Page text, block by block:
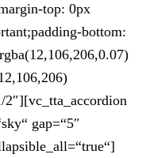
top: 0px
bottom:
gap=“5″